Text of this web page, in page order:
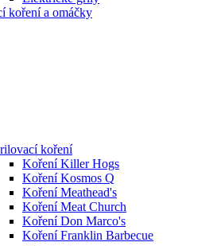
koření a omáčky
koření
Koření Killer Hogs
Koření Kosmos Q
Koření Meathead's
Koření Meat Church
Koření Don Marco's
Koření Franklin Barbecue